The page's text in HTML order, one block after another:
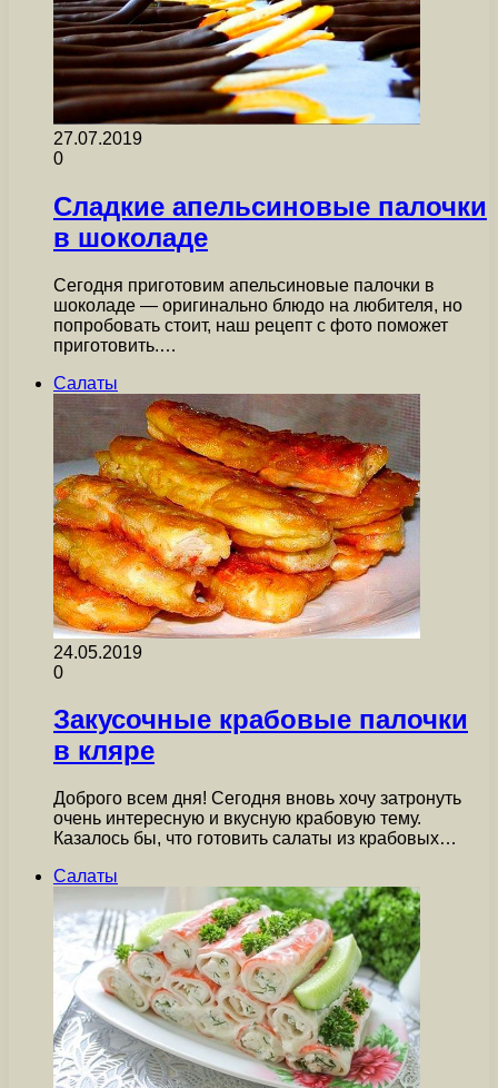
27.07.2019
0
Сладкие апельсиновые палочки
в шоколаде
Сегодня приготовим апельсиновые палочки в
шоколаде — оригинально блюдо на любителя, но
попробовать стоит, наш рецепт с фото поможет
приготовить.…
Салаты
24.05.2019
0
Закусочные крабовые палочки
в кляре
Доброго всем дня! Сегодня вновь хочу затронуть
очень интересную и вкусную крабовую тему.
Казалось бы, что готовить салаты из крабовых…
Салаты